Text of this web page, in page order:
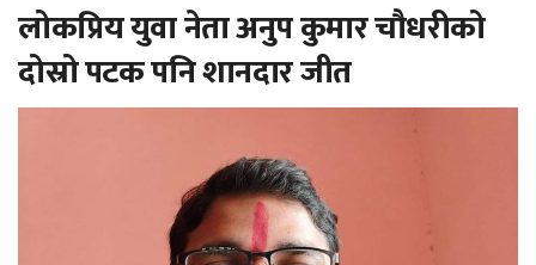
लोकप्रिय युवा नेता अनुप कुमार चौधरीको
दोस्रो पटक पनि शानदार जीत